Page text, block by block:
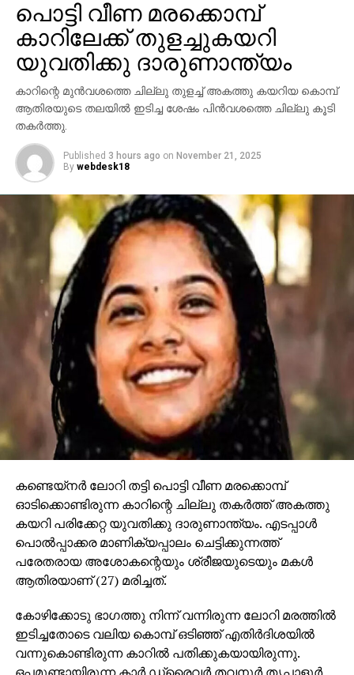
പൊട്ടി വീണ മരക്കൊമ്പ്
കാറിലേക്ക് തുളച്ചുകയറി
യുവതിക്കു ദാരുണാന്ത്യം
കാറിന്റെ മുന്‍വശത്തെ ചില്ലു തുളച്ച് അകത്തു കയറിയ കൊമ്പ്
ആതിരയുടെ തലയില്‍ ഇടിച്ച ശേഷം പിന്‍വശത്തെ ചില്ലു കൂടി
തകര്‍ത്തു.
Published 3 hours ago on November 21, 2025
By webdesk18
കണ്ടെയ്‌നര്‍ ലോറി തട്ടി പൊട്ടി വീണ മരക്കൊമ്പ്
ഓടിക്കൊണ്ടിരുന്ന കാറിന്റെ ചില്ലു തകര്‍ത്ത് അകത്തു
കയറി പരിക്കേറ്റ യുവതിക്കു ദാരുണാന്ത്യം. എടപ്പാള്‍
പൊല്‍പ്പാക്കര മാണിക്യപ്പാലം ചെട്ടിക്കുന്നത്ത്
പരേതരായ അശോകന്റെയും ശ്രീജയുടെയും മകള്‍
ആതിരയാണ് (27) മരിച്ചത്.
കോഴിക്കോടു ഭാഗത്തു നിന്ന് വന്നിരുന്ന ലോറി മരത്തില്‍
ഇടിച്ചതോടെ വലിയ കൊമ്പ് ഒടിഞ്ഞ് എതിര്‍ദിശയില്‍
വന്നുകൊണ്ടിരുന്ന കാറില്‍ പതിക്കുകയായിരുന്നു.